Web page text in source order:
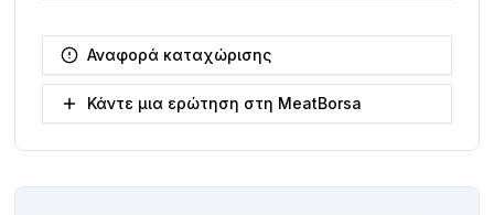
Αναφορά καταχώρισης
Κάντε μια ερώτηση στη MeatBorsa